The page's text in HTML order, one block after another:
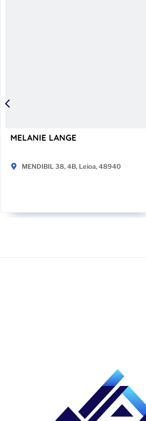
MELANIE LANGE
MENDIBIL 38, 4B, Leioa, 48940